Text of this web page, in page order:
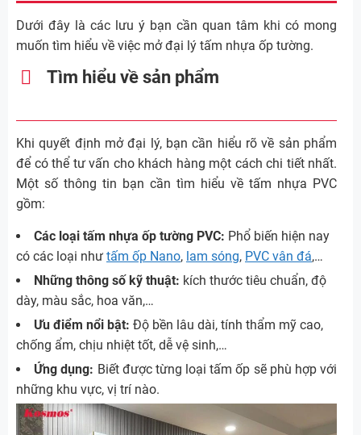
Dưới đây là các lưu ý bạn cần quan tâm khi có mong
muốn tìm hiểu về việc mở đại lý tấm nhựa ốp tường.
Tìm hiểu về sản phẩm
Khi quyết định mở đại lý, bạn cần hiểu rõ về sản phẩm
để có thể tư vấn cho khách hàng một cách chi tiết nhất.
Một số thông tin bạn cần tìm hiểu về tấm nhựa PVC
gồm:
Các loại tấm nhựa ốp tường PVC: Phổ biến hiện nay
có các loại như tấm ốp Nano, lam sóng, PVC vân đá,…
Những thông số kỹ thuật: kích thước tiêu chuẩn, độ
dày, màu sắc, hoa văn,…
Ưu điểm nổi bật: Độ bền lâu dài, tính thẩm mỹ cao,
chống ẩm, chịu nhiệt tốt, dễ vệ sinh,…
Ứng dụng: Biết được từng loại tấm ốp sẽ phù hợp với
những khu vực, vị trí nào.